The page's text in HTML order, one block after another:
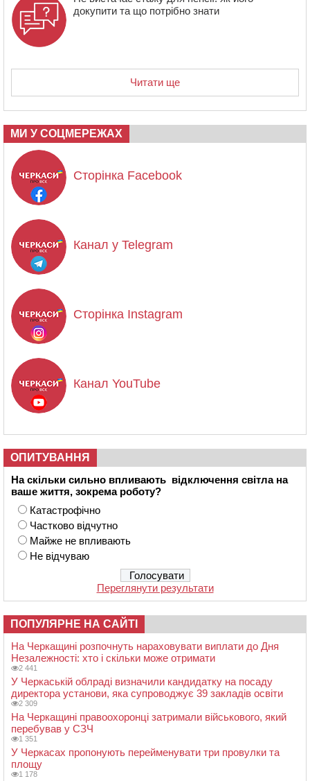
докупити та що потрібно знати
Читати ще
МИ У СОЦМЕРЕЖАХ
Сторінка Facebook
Канал у Telegram
Сторінка Instagram
Канал YouTube
ОПИТУВАННЯ
На скільки сильно впливають відключення світла на
ваше життя, зокрема роботу?
Катастрофічно
Частково відчутно
Майже не впливають
Не відчуваю
Переглянути результати
ПОПУЛЯРНЕ НА САЙТІ
На Черкащині розпочнуть нараховувати виплати до Дня
Незалежності: хто і скільки може отримати
2 441
У Черкаській облраді визначили кандидатку на посаду
директора установи, яка супроводжує 39 закладів освіти
2 309
На Черкащині правоохоронці затримали військового, який
перебував у СЗЧ
1 351
У Черкасах пропонують перейменувати три провулки та
площу
1 178